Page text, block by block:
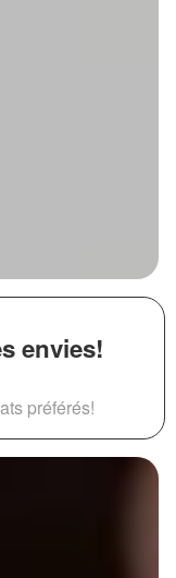
envies!
préférés!